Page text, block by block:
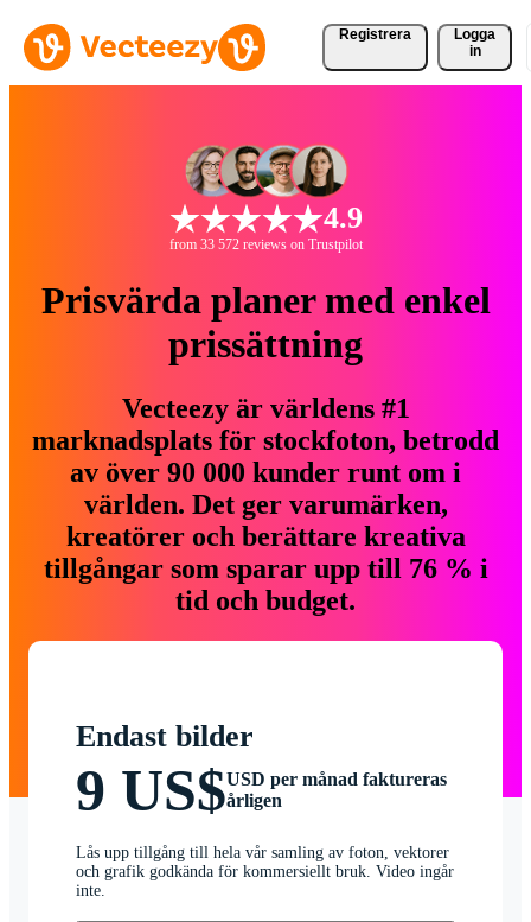
Registrera
Logga
in
4.9
from 33 572 reviews on Trustpilot
Prisvärda planer med enkel
prissättning
Vecteezy är världens #1
marknadsplats för stockfoton, betrodd
av över 90 000 kunder runt om i
världen. Det ger varumärken,
kreatörer och berättare kreativa
tillgångar som sparar upp till 76 % i
tid och budget.
Endast bilder
9 US$USD per månad faktureras
årligen
Lås upp tillgång till hela vår samling av foton, vektorer
och grafik godkända för kommersiellt bruk. Video ingår
inte.